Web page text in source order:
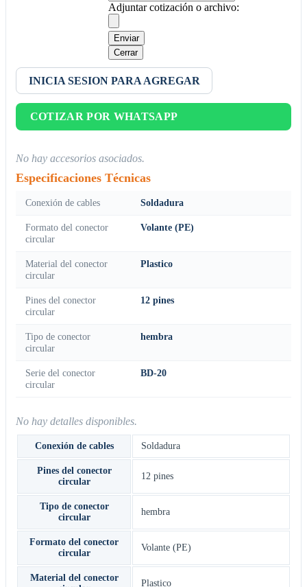
Adjuntar cotización o archivo:
Enviar
Cerrar
INICIA SESION PARA AGREGAR
COTIZAR POR WHATSAPP
No hay accesorios asociados.
Especificaciones Técnicas
Conexión de cables Soldadura
Formato del conector
circular
Volante (PE)
Material del conector
circular
Plastico
Pines del conector
circular
12 pines
Tipo de conector
circular
hembra
Serie del conector
circular
BD-20
No hay detalles disponibles.
Conexión de cables Soldadura
Pines del conector
circular
12 pines
Tipo de conector
circular
hembra
Formato del conector
circular
Volante (PE)
Material del conector
Plastico